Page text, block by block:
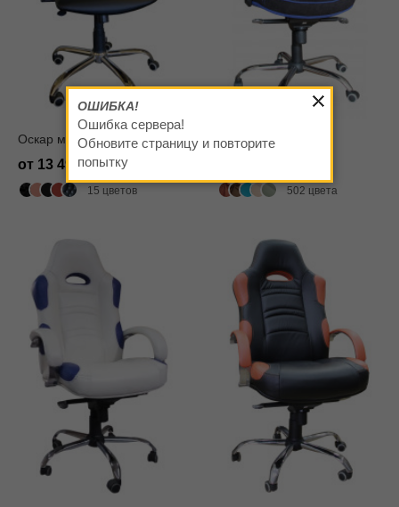
Оскар мп z
от 13 490
15 цветов
Мустанг z мп 727
502 цвета
ОШИБКА!
Ошибка сервера!
Обновите страницу и повторите
попытку